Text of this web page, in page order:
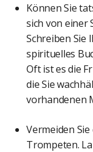
Können Sie
sich von einer
Schreiben Sie
spirituelles
Oft ist es die
die Sie
vorhandenen
Vermeiden
Trompeten.